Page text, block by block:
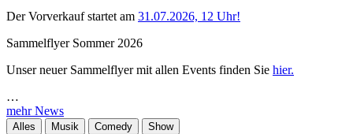
Der Vorverkauf startet am 31.07.2026, 12 Uhr!
Sammelflyer Sommer 2026
Unser neuer Sammelflyer mit allen Events finden Sie hier.
…
mehr News
Alles Musik Comedy Show